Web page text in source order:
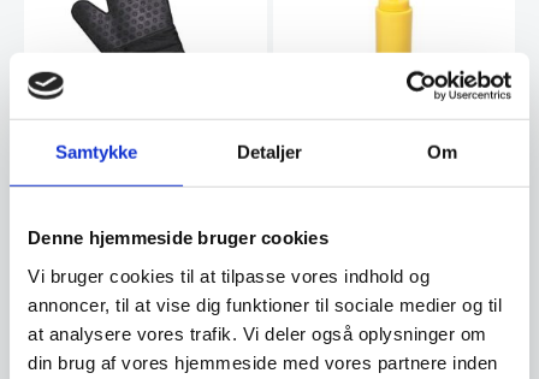
Samtykke Detaljer Om
Denne hjemmeside bruger cookies
Vi bruger cookies til at tilpasse vores indhold og
annoncer, til at vise dig funktioner til sociale medier og til
at analysere vores trafik. Vi deler også oplysninger om
din brug af vores hjemmeside med vores partnere inden
Lurch Køkkenhandske i
TOPKVALITET
Isoleret og slidstærk
køkkenhandske fra Lurch, der
kombinerer fleksibelt stof…
DKKDen
oprindelige
pris
118,00DKK
Den
Hendi – Plastik flaske Gul
Ketchup og andre former for
dressinger. 0,7 L måler…
16,00DKK